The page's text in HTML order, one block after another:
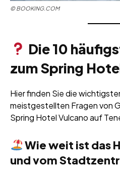
© BOOKING.COM
Die 10
zum Spring
Hier finden Sie die
meistgestellten Fragen von
Spring Hotel Vulcano auf
Wie weit ist das
und vom